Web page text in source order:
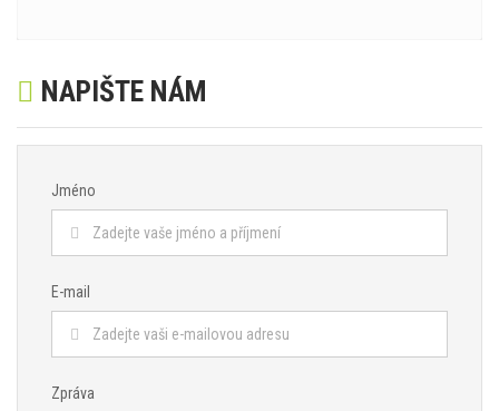
NAPIŠTE NÁM
Jméno
E-mail
Zpráva